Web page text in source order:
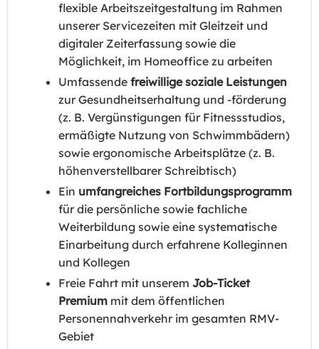
flexible Arbeitszeitgestaltung im Rahmen
unserer Servicezeiten mit Gleitzeit und
digitaler Zeiterfassung sowie die
Möglichkeit, im Homeoffice zu arbeiten
Umfassende freiwillige soziale Leistungen
zur Gesundheitserhaltung und -förderung
(z. B. Vergünstigungen für Fitnessstudios,
ermäßigte Nutzung von Schwimmbädern)
sowie ergonomische Arbeitsplätze (z. B.
höhenverstellbarer Schreibtisch)
Ein umfangreiches Fortbildungsprogramm
für die persönliche sowie fachliche
Weiterbildung sowie eine systematische
Einarbeitung durch erfahrene Kolleginnen
und Kollegen
Freie Fahrt mit unserem Job-Ticket
Premium mit dem öffentlichen
Personennahverkehr im gesamten RMV-
Gebiet